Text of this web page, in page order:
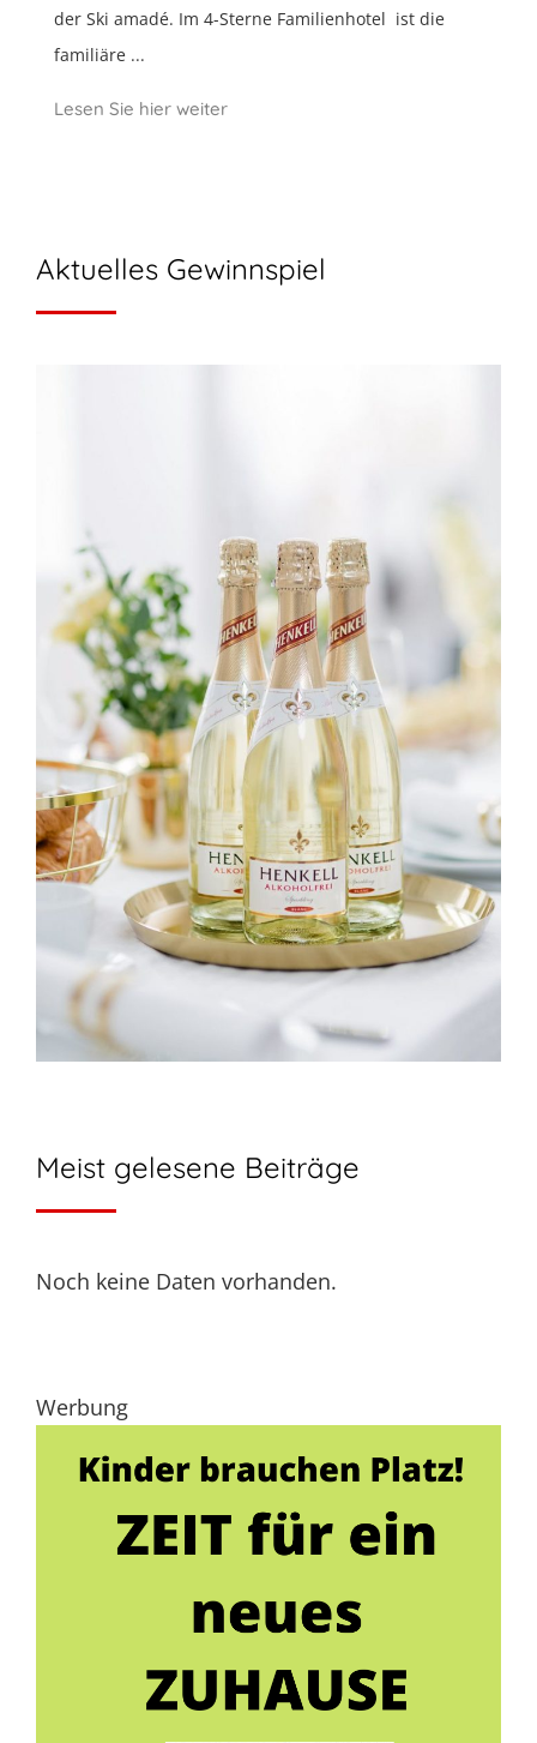
der Ski amadé. Im 4-Sterne Familienhotel ist die
familiäre ...
Lesen Sie hier weiter
Aktuelles Gewinnspiel
Meist gelesene Beiträge
Noch keine Daten vorhanden.
Werbung